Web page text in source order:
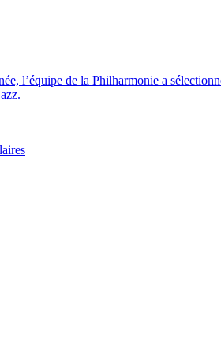
l’équipe de la Philharmonie a